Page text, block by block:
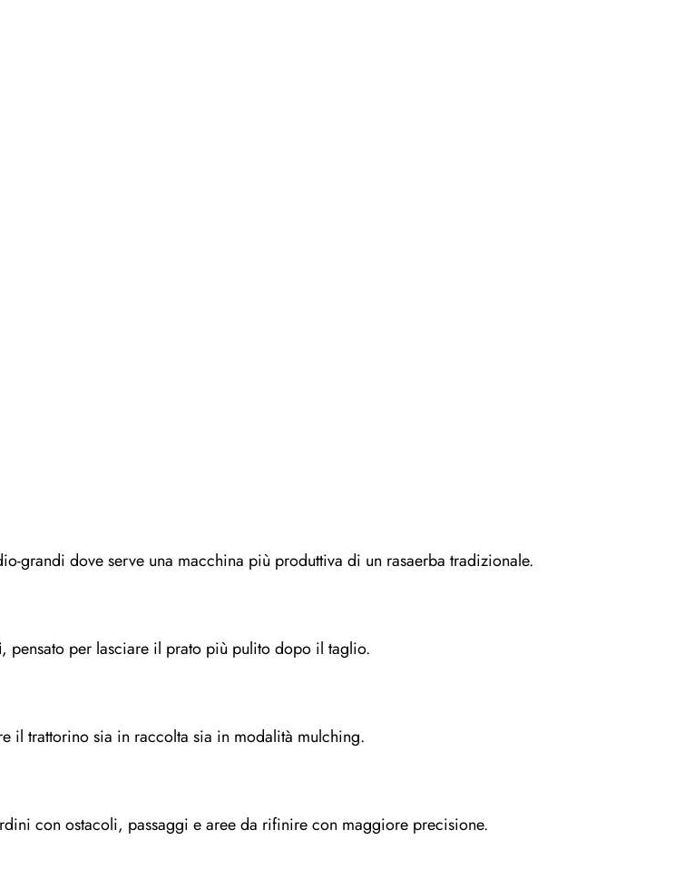
grandi dove serve una macchina più produttiva di un rasaerba tradizionale.
, pensato per lasciare il prato più pulito dopo il taglio.
il trattorino sia in raccolta sia in modalità mulching.
con ostacoli, passaggi e aree da rifinire con maggiore precisione.